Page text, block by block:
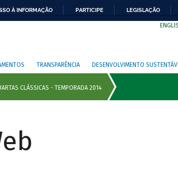
À INFORMAÇÃO PARTICIPE LEGISLAÇÃO
TRANSPARÊNCIA DESENVOLVIMENTO